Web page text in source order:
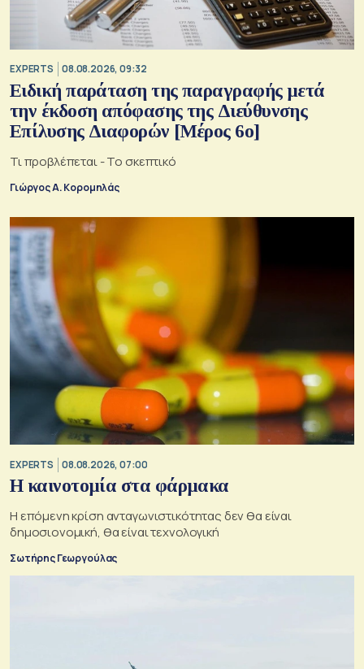
EXPERTS 08.08.2026, 09:32
Ειδική παράταση της παραγραφής μετά
την έκδοση απόφασης της Διεύθυνσης
Επίλυσης Διαφορών [Μέρος 6ο]
Τι προβλέπεται - Το σκεπτικό
Γιώργος Α. Κορομηλάς
EXPERTS 08.08.2026, 07:00
Η καινοτομία στα φάρμακα
Η επόμενη κρίση ανταγωνιστικότητας δεν θα είναι
δημοσιονομική, θα είναι τεχνολογική
Σωτήρης Γεωργούλας